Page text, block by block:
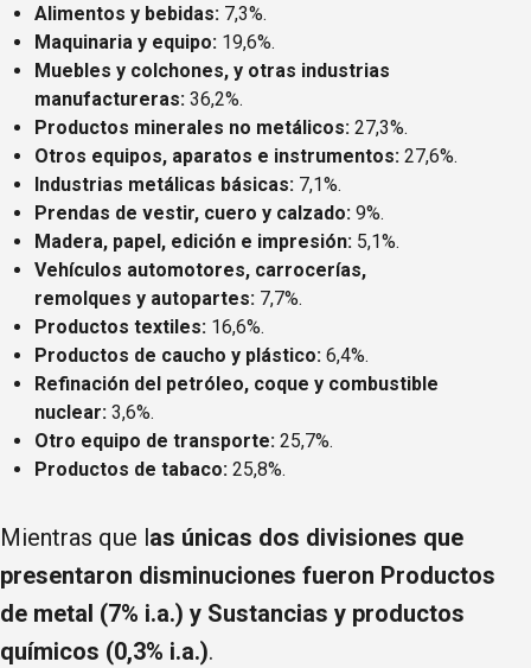
Alimentos y bebidas:7,3%.
Maquinaria y equipo:19,6%.
Muebles y colchones, y otras industrias
manufactureras:36,2%.
Productos minerales no metálicos: 27,3%.
Otros equipos, aparatos e instrumentos:27,6%.
Industrias metálicas básicas:7,1%.
Prendas de vestir, cuero y calzado:9%.
Madera, papel, edición e impresión:5,1%.
Vehículos automotores, carrocerías,
remolques y autopartes:7,7%.
Productos textiles:16,6%.
Productos de caucho y plástico:6,4%.
Refinación del petróleo, coque y combustible
nuclear:3,6%.
Otro equipo de transporte:25,7%.
Productos de tabaco:25,8%.
Mientras que las únicas dos divisiones que
presentaron disminuciones fueron Productos
de metal (7% i.a.) y Sustancias y productos
químicos (0,3% i.a.).